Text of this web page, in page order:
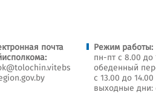
почта
Режим работы:
пн-пт с 8.00 до
обеденный
с 13.00 до 14.00
выходные дни: